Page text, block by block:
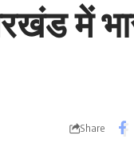
में
Share